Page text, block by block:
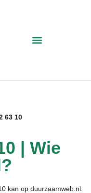
63 10
| Wie
kan op duurzaamweb.nl.